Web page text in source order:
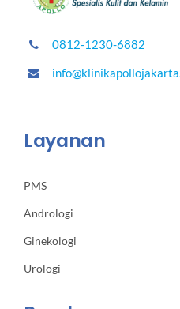
0812-1230-6882
Layanan
PMS
Andrologi
Ginekologi
Urologi